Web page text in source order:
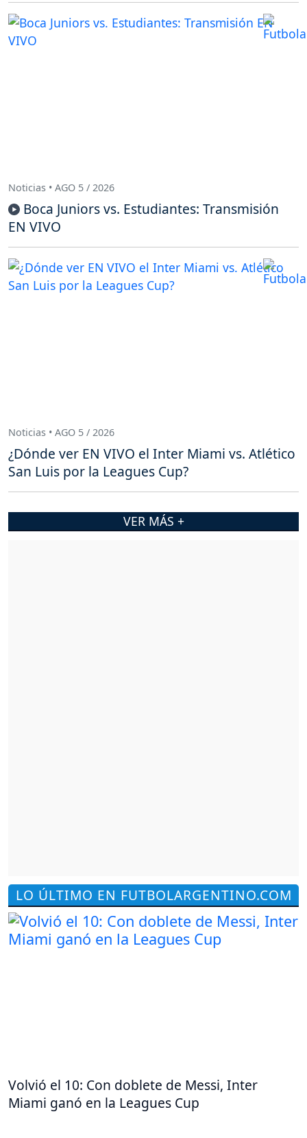
LO ÚLTIMO EN FUTBOLARGENTINO.COM
Volvió el 10: Con doblete de Messi, Inter
Miami ganó en la Leagues Cup
Noticias • AGO 5 / 2026
Boca Juniors vs. Estudiantes: Transmisión
EN VIVO
Noticias • AGO 5 / 2026
¿Dónde ver EN VIVO el Inter Miami vs. Atlético
San Luis por la Leagues Cup?
VER MÁS +